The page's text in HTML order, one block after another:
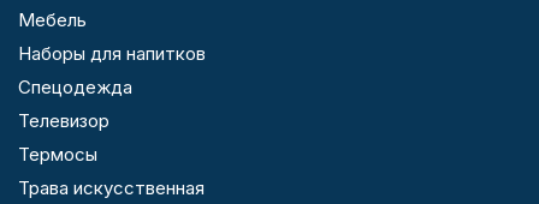
Мебель
Наборы для напитков
Спецодежда
Телевизор
Термосы
Трава искусственная